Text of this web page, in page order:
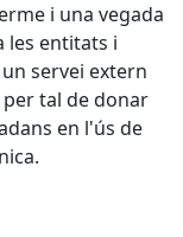
i una vegada
les entitats i
servei extern
per tal de donar
en l'ús de